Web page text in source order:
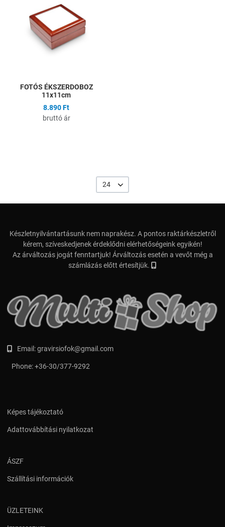
FOTÓS ÉKSZERDOBOZ
11x11cm
8.890 Ft
bruttó ár
24
Készletnyilvántartásunk nem naprakész. A pontos raktárkészletről
kérem, szíveskedjenek érdeklődni elérhetőségeink egyikén!
Az árváltozás jogát fenntartjuk! Árváltozás esetén a vevőt még a
számlázás előtt értesítjük.
Email:gravirsiofok@gmail.com
Phone:+36-30/377-9292
Képes tájékoztató
Adattovábbítási nyilatkozat
ÁSZF
Szállítási információk
ÜZLETEINK